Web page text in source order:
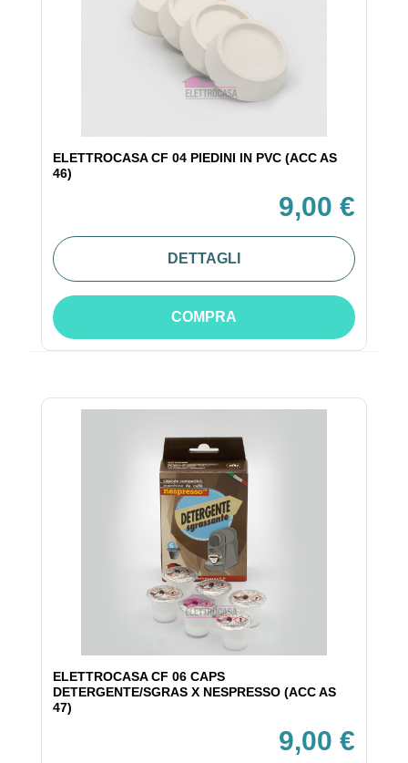
ELETTROCASA CF 04 PIEDINI IN PVC (ACC AS
46)
9,00 €
DETTAGLI
COMPRA
ELETTROCASA CF 06 CAPS
DETERGENTE/SGRAS X NESPRESSO (ACC AS
47)
9,00 €